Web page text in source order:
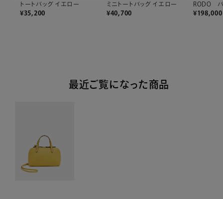
トートバッグ イエロー
¥35,200
ミニトートバッグ イエロー
¥40,700
RODO バ
¥198,000
最近ご覧になった商品